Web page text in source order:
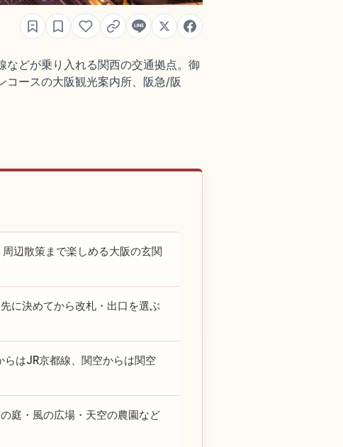
どが乗り入れる関西の交通拠点。御
コースの大阪観光案内所、阪急/阪
辺散策まで楽しめる大阪の玄関
に決めてから改札・出口を選ぶ
はJR京都線、関空からは関空
庭・風の広場・天空の農園など